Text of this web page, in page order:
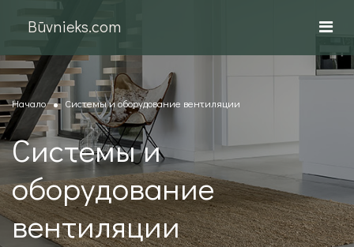
Būvnieks.com
Начало Системы и оборудование вентиляции
Системы и
оборудование
вентиляции